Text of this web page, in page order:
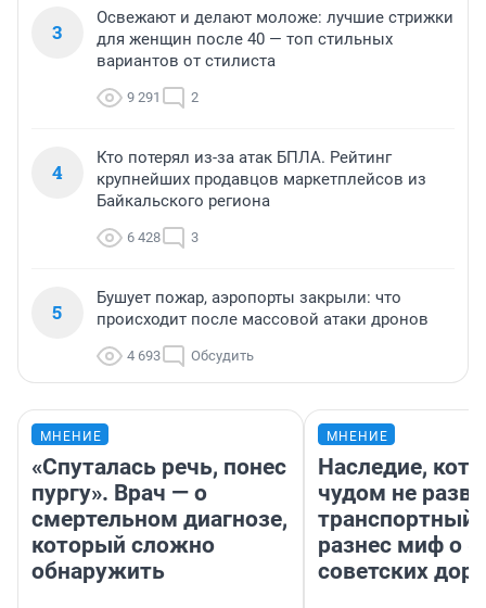
3
Освежают и делают моложе: лучшие стрижки
для женщин после 40 — топ стильных
вариантов от стилиста
9 291 2
4
Кто потерял из-за атак БПЛА. Рейтинг
крупнейших продавцов маркетплейсов из
Байкальского региона
6 428 3
5
Бушует пожар, аэропорты закрыли: что
происходит после массовой атаки дронов
4 693 Обсудить
МНЕНИЕ
«Спуталась речь, понес
пургу». Врач — о
смертельном диагнозе,
который сложно
обнаружить
МНЕНИЕ
Наследие,
чудом не
транспортный
разнес миф о
советских